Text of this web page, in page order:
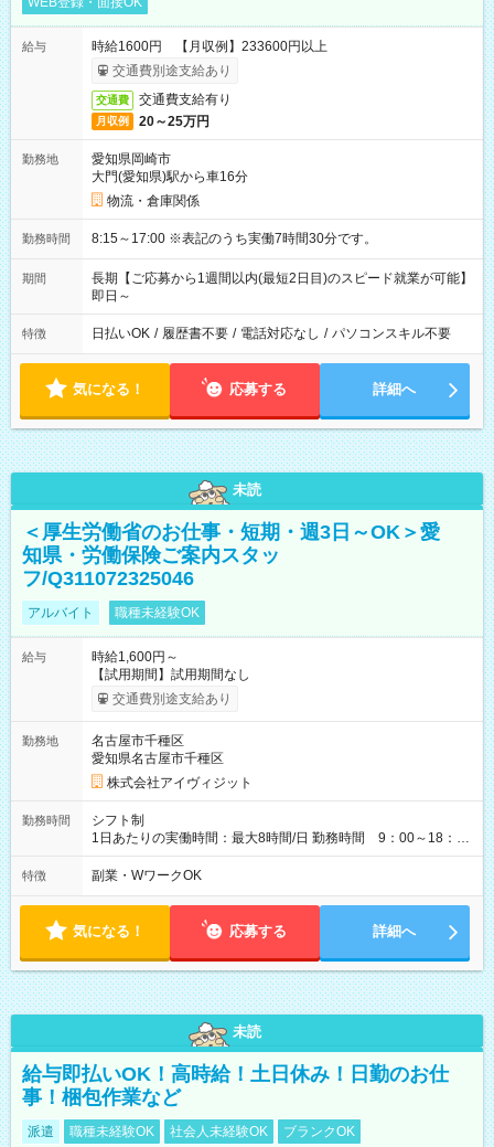
給与
時給1600円 【月収例】233600円以上
交通費別途支給あり
交通費 交通費支給有り
月収例 20～25万円
勤務地
愛知県岡崎市
大門(愛知県)駅から車16分
物流・倉庫関係
勤務時間 8:15～17:00 ※表記のうち実働7時間30分です。
期間
長期【ご応募から1週間以内(最短2日目)のスピード就業が可能】
即日～
特徴 日払いOK / 履歴書不要 / 電話対応なし / パソコンスキル不要
気になる！ 応募する 詳細へ
未読
＜厚生労働省のお仕事・短期・週3日～OK＞愛
知県・労働保険ご案内スタッ
フ/Q311072325046
アルバイト 職種未経験OK
給与
時給1,600円～
【試用期間】試用期間なし
交通費別途支給あり
勤務地
名古屋市千種区
愛知県名古屋市千種区
株式会社アイヴィジット
勤務時間
シフト制
1日あたりの実働時間：最大8時間/日 勤務時間 9：00～18：
00(実働8h、休憩1h) 土日祝含む週3日～OK、シフト制 ※もちろ
ん週5日勤務もOK♪ 勤務期間：2026年8月12日～9月9日※リスト
特徴 副業・WワークOK
気になる！ 応募する 詳細へ
未読
給与即払いOK！高時給！土日休み！日勤のお仕
事！梱包作業など
派遣 職種未経験OK 社会人未経験OK
ブランクOK